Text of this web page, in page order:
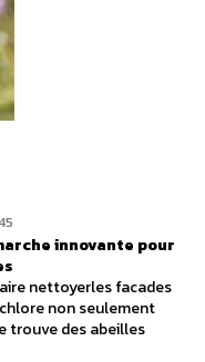
innovante pour
nettoyerles facades
non seulement
trouve des abeilles